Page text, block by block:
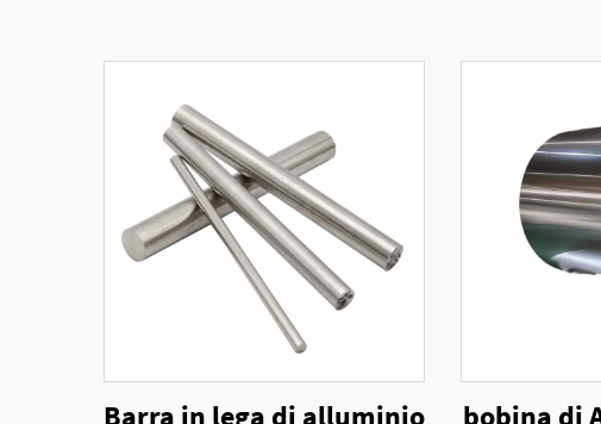
Barra in lega di alluminio
bobina di